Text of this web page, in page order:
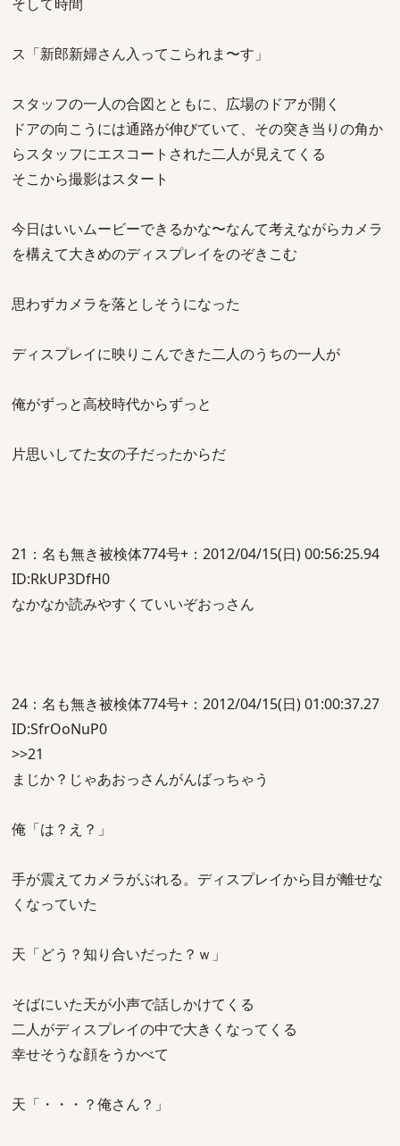
ス「新郎新婦さん入ってこられま〜す」
スタッフの一人の合図とともに、広場のドアが開く
ドアの向こうには通路が伸びていて、その突き当りの角か
らスタッフにエスコートされた二人が見えてくる
そこから撮影はスタート
今日はいいムービーできるかな〜なんて考えながらカメラ
を構えて大きめのディスプレイをのぞきこむ
思わずカメラを落としそうになった
ディスプレイに映りこんできた二人のうちの一人が
俺がずっと高校時代からずっと
片思いしてた女の子だったからだ
21：名も無き被検体774号+：2012/04/15(日) 00:56:25.94
ID:RkUP3DfH0
なかなか読みやすくていいぞおっさん
24：名も無き被検体774号+：2012/04/15(日) 01:00:37.27
ID:SfrOoNuP0
>>21
まじか？じゃあおっさんがんばっちゃう
俺「は？え？」
手が震えてカメラがぶれる。ディスプレイから目が離せな
くなっていた
天「どう？知り合いだった？ｗ」
そばにいた天が小声で話しかけてくる
二人がディスプレイの中で大きくなってくる
幸せそうな顔をうかべて
天「・・・？俺さん？」